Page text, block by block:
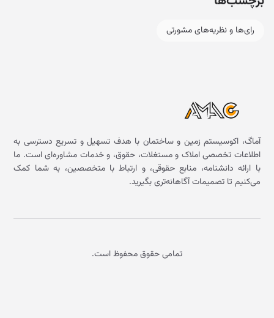
رای‌ها و نظریه‌های مشورتی
آماگ، اکوسیستم زمین و ساختمان با هدف تسهیل و تسریع دسترسی به
اطلاعات تخصصی املاک و مستغلات، حقوق، و خدمات مشاوره‌ای است. ما
با ارائه دانشنامه، منابع حقوقی، و ارتباط با متخصصین، به شما کمک
می‌کنیم تا تصمیمات آگاهانه‌تری بگیرید.
تمامی حقوق محفوظ است.